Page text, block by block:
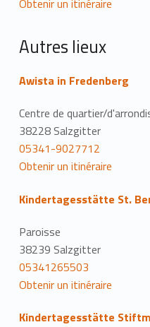
Obtenir un itinéraire
Autres lieux
Awista in Fredenberg
Centre de quartier/
38228 Salzgitter
05341-9027712
Obtenir un itinéraire
Kindertagesstätte St.
Paroisse
38239 Salzgitter
05341265503
Obtenir un itinéraire
Kindertagesstätte